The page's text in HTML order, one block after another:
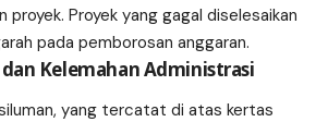
proyek. Proyek yang gagal diselesaikan
pada pemborosan anggaran.
Kelemahan Administrasi
yang tercatat di atas kertas